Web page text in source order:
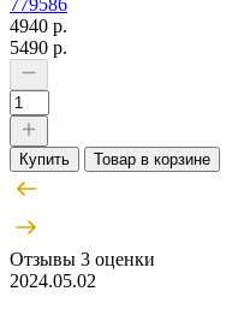
4940 р.
5490 р.
Купить Товар в корзине
Отзывы 3 оценки
2024.05.02